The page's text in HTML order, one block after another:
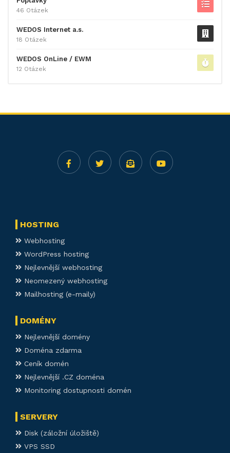
46 Otázek
WEDOS Internet a.s.
18 Otázek
WEDOS OnLine / EWM
12 Otázek
HOSTING
Webhosting
WordPress hosting
Nejlevnější webhosting
Neomezený webhosting
Mailhosting (e-maily)
DOMÉNY
Nejlevnější domény
Doména zdarma
Ceník domén
Nejlevnější .CZ doména
Monitoring dostupnosti domén
SERVERY
Disk (záložní úložiště)
VPS SSD